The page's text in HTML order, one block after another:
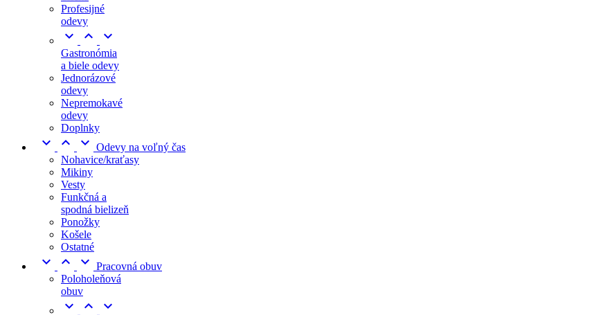
Profesijné
odevy
  
Gastronómia
a biele odevy
Jednorázové
odevy
Nepremokavé
odevy
Doplnky
   Odevy na voľný čas
Nohavice/kraťasy
Mikiny
Vesty
Funkčná a
spodná bielizeň
Ponožky
Košele
Ostatné
   Pracovná obuv
Poloholeňová
obuv
  